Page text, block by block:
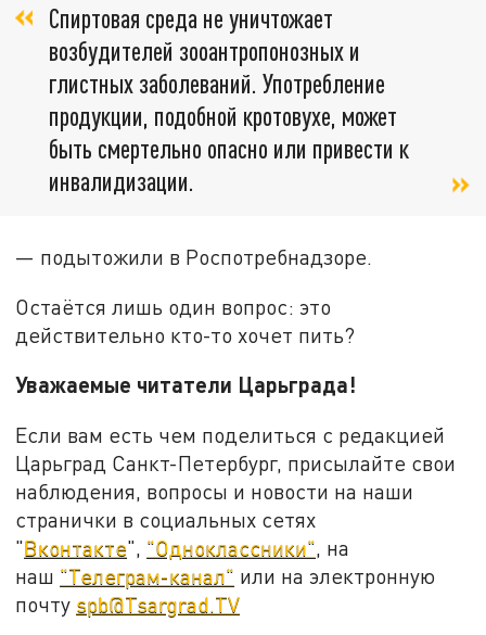
Спиртовая среда не уничтожает
возбудителей зооантропонозных и
глистных заболеваний. Употребление
продукции, подобной кротовухе, может
быть смертельно опасно или привести к
инвалидизации.
— подытожили в Роспотребнадзоре.
Остаётся лишь один вопрос: это
действительно кто-то хочет пить?
Уважаемые читатели Царьграда!
Если вам есть чем поделиться с редакцией
Царьград Санкт-Петербург, присылайте свои
наблюдения, вопросы и новости на наши
странички в социальных сетях
"Вконтакте", "Одноклассники", на
наш "Телеграм-канал" или на электронную
почту spb@Tsargrad.TV